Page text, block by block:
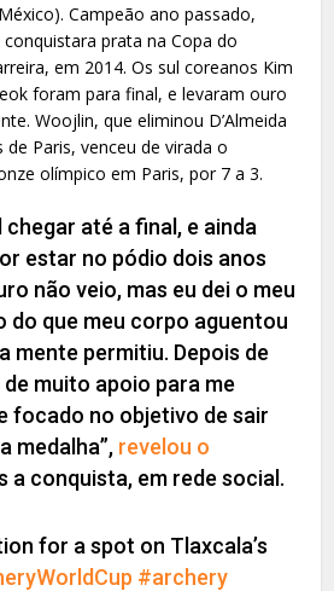
Campeão ano passado,
conquistara prata na Copa do
em 2014. Os sul coreanos Kim
foram para final, e levaram ouro
Woojlin, que eliminou D’Almeida
Paris, venceu de virada o
olímpico em Paris, por 7 a 3.
chegar até a final, e ainda
estar no pódio dois anos
não veio, mas eu dei o meu
do que meu corpo aguentou
mente permitiu. Depois de
muito apoio para me
focado no objetivo de sair
medalha”, revelou o
a conquista, em rede social.
for a spot on Tlaxcala’s
#archery